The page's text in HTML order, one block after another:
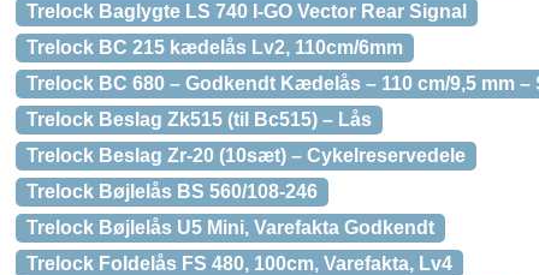
Trelock Baglygte LS 740 I-GO Vector Rear Signal
Trelock BC 215 kædelås Lv2, 110cm/6mm
Trelock BC 680 – Godkendt Kædelås – 110 cm/9,5 mm –
Trelock Beslag Zk515 (til Bc515) – Lås
Trelock Beslag Zr-20 (10sæt) – Cykelreservedele
Trelock Bøjlelås BS 560/108-246
Trelock Bøjlelås U5 Mini, Varefakta Godkendt
Trelock Foldelås FS 480, 100cm, Varefakta, Lv4